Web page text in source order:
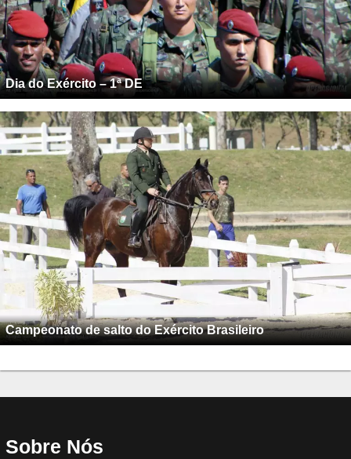
Dia do Exército – 1ª DE
Campeonato de salto do Exército Brasileiro
Sobre Nós